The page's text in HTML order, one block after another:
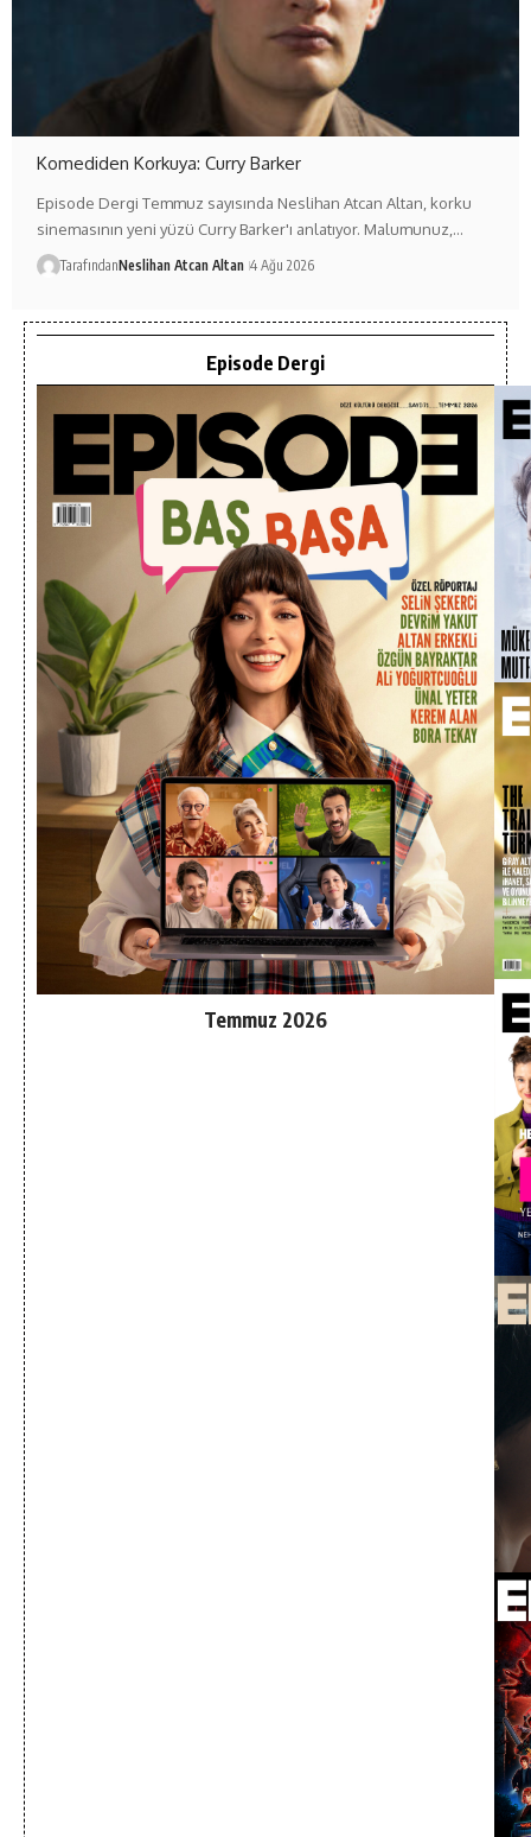
Komediden Korkuya: Curry Barker
Episode Dergi Temmuz sayısında Neslihan Atcan Altan, korku
sinemasının yeni yüzü Curry Barker'ı anlatıyor. Malumunuz,…
TarafındanNeslihan Atcan Altan 4 Ağu 2026
Episode Dergi
Temmuz 2026